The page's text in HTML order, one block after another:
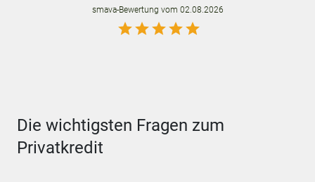
smava-Bewertung vom 02.08.2026
starstarstarstarstar
Die wichtigsten Fragen zum
Privatkredit